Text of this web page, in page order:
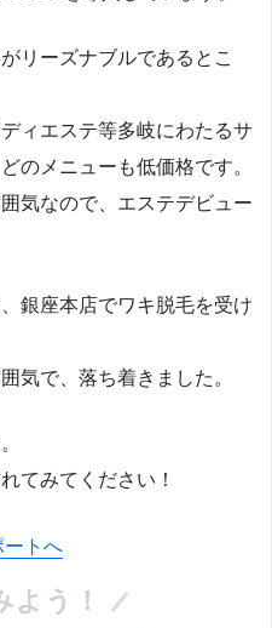
リーズナブルであるとこ
ィエステ等多岐にわたるサ
のメニューも低価格です。
気なので、エステデビュー
銀座本店でワキ脱毛を受け
気で、落ち着きました。
てみてください！
ートへ
よう！